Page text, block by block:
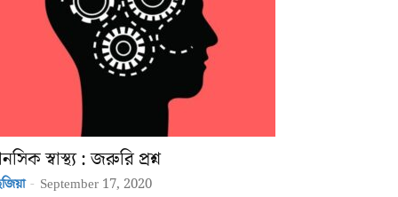
স্বাস্থ্য : জরুরি প্রশ্ন
- September 17, 2020